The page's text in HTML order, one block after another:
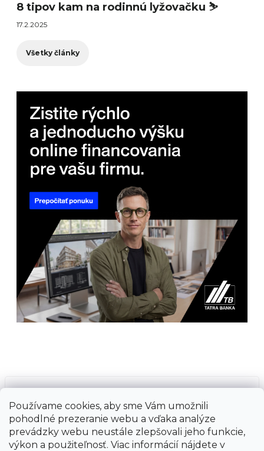
Používame cookies, aby sme Vám umožnili
pohodlné prezeranie webu a vďaka analýze
prevádzky webu neustále zlepšovali jeho funkcie,
výkon a použiteľnosť. Viac informácií nájdete v
8 tipov kam na rodinnú lyžovačku ⛷️
17.2.2025
Všetky články